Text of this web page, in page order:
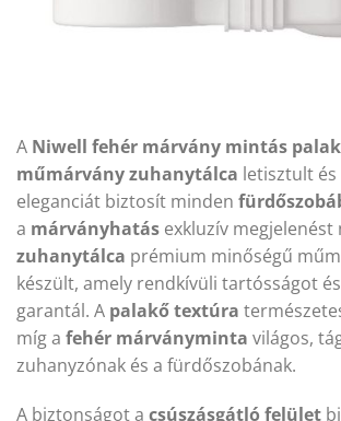
A Niwell fehér márvány mintás
műmárvány zuhanytálca letisztult
eleganciát biztosít minden
a márványhatás exkluzív megjelenést
zuhanytálca prémium minőségű
készült, amely rendkívüli tartósságot
garantál. A palakő textúra
míg a fehér márványminta világos,
zuhanyzónak és a fürdőszobának.
A biztonságot a csúszásgátló felület